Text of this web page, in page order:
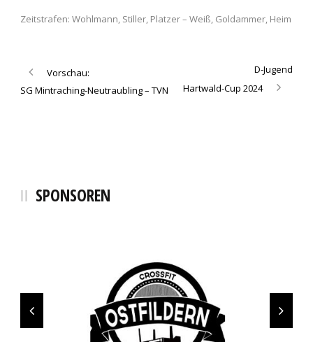
Zeitstrafen: Wohlmann, Stiller, Platzer – Weiß, Goldammer, Heim
Vorschau:
SG Mintraching-Neutraubling – TVN
D-Jugend
Hartwald-Cup 2024
SPONSOREN